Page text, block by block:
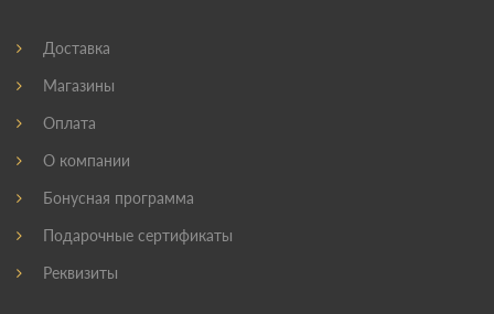
Доставка
Магазины
Оплата
О компании
Бонусная программа
Подарочные сертификаты
Реквизиты